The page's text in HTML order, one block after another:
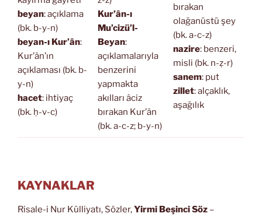
beyan: açıklama
(bk. b-y-n)
beyan-ı Kur’ân:
Kur’ân’ın
açıklaması (bk. b-
y-n)
hacet: ihtiyaç
(bk. ḥ-v-c)
Kur’ân-ı
Mu’cizü’l-
Beyan:
açıklamalarıyla
benzerini
yapmakta
akılları âciz
bırakan Kur’ân
(bk. a-c-z; b-y-n)
bırakan
olağanüstü şey
(bk. a-c-z)
nazire: benzeri,
misli (bk. n-ẓ-r)
sanem: put
zillet: alçaklık,
aşağılık
KAYNAKLAR
Risale-i Nur Külliyatı, Sözler,Yirmi Beşinci Söz –